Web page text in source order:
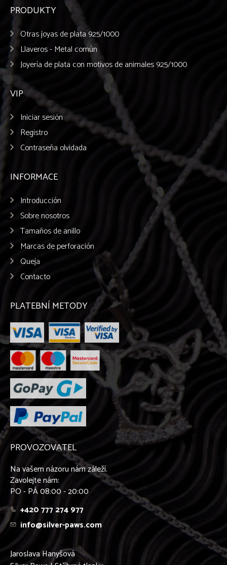
PRODUKTY
Otras joyas de plata 925/1000
Llaveros - Metal común
Joyería de plata con motivos de animales 925/1000
VIP
Iniciar sesión
Registro
Contraseña olvidada
INFORMACE
Introducción
Sobre nosotros
Tamaños de anillo
Marcas de perforación
Queja
Contacto
PLATEBNÍ METODY
PROVOZOVATEL
Na vašem názoru nám záleží.
Zavolejte nám:
PO - PÁ 08:00 - 20:00
+420 777 274 977
info@silver-paws.com
Jaroslava Hanyšová